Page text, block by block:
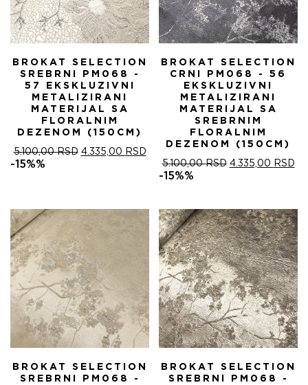
BROKAT SELECTION
SREBRNI PM068 -
57 EKSKLUZIVNI
METALIZIRANI
MATERIJAL SA
FLORALNIM
DEZENOM (150CM)
5.100,00RSD ОРИГИНАЛНА
4.335,00 RSDТРЕНУТНА
ЦЕНА
-15%%
BROKAT SELECTION
CRNI PM068 - 56
EKSKLUZIVNI
METALIZIRANI
MATERIJAL SA
SREBRNIM
FLORALNIM
DEZENOM (150CM)
5.100,00RSD ОРИГИНАЛНА
5.100,00 RSD.
4.335,00 RSD
-15%%
BROKAT SELECTION
SREBRNI PM068 -
BROKAT SELECTION
SREBRNI PM068 -